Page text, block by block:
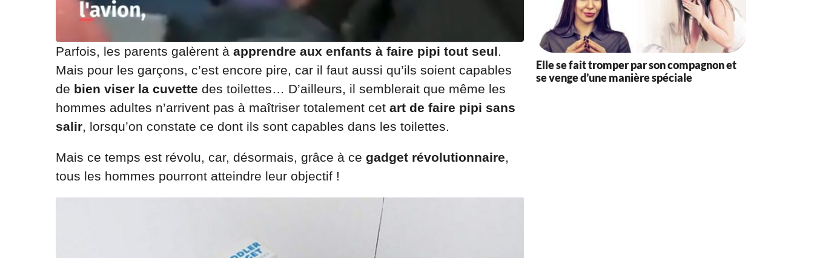
Parfois, les parents galèrent à apprendre aux enfants à faire pipi tout seul.
Mais pour les garçons, c’est encore pire, car il faut aussi qu’ils soient capables
de bien viser la cuvette des toilettes… D’ailleurs, il semblerait que même les
hommes adultes n’arrivent pas à maîtriser totalement cet art de faire pipi sans
salir, lorsqu’on constate ce dont ils sont capables dans les toilettes.
Mais ce temps est révolu, car, désormais, grâce à ce gadget révolutionnaire,
tous les hommes pourront atteindre leur objectif !
Elle se fait tromper par son compagnon et
se venge d’une manière spéciale